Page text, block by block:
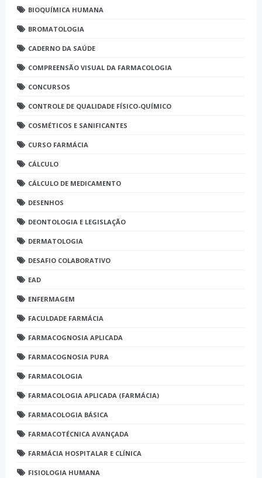
BIOQUÍMICA HUMANA
BROMATOLOGIA
CADERNO DA SAÚDE
COMPREENSÃO VISUAL DA FARMACOLOGIA
CONCURSOS
CONTROLE DE QUALIDADE FÍSICO-QUÍMICO
COSMÉTICOS E SANIFICANTES
CURSO FARMÁCIA
CÁLCULO
CÁLCULO DE MEDICAMENTO
DESENHOS
DEONTOLOGIA E LEGISLAÇÃO
DERMATOLOGIA
DESAFIO COLABORATIVO
EAD
ENFERMAGEM
FACULDADE FARMÁCIA
FARMACOGNOSIA APLICADA
FARMACOGNOSIA PURA
FARMACOLOGIA
FARMACOLOGIA APLICADA (FARMÁCIA)
FARMACOLOGIA BÁSICA
FARMACOTÉCNICA AVANÇADA
FARMÁCIA HOSPITALAR E CLÍNICA
FISIOLOGIA HUMANA